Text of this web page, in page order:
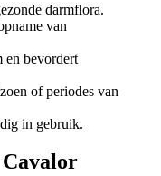
darmflora.
van
en bevordert
of periodes van
in gebruik.